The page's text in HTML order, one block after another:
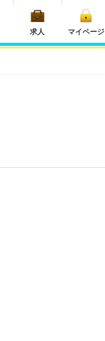
求人 マイページ